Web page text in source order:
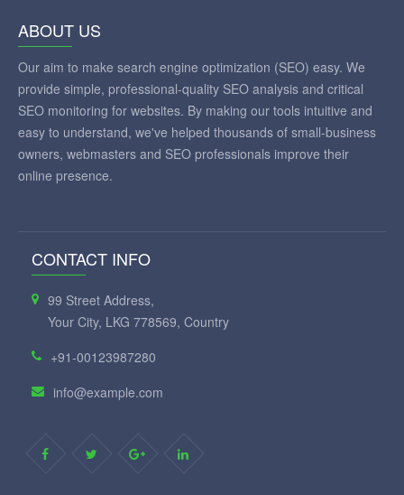
ABOUT US
Our aim to make search engine optimization (SEO) easy. We
provide simple, professional-quality SEO analysis and critical
SEO monitoring for websites. By making our tools intuitive and
easy to understand, we've helped thousands of small-business
owners, webmasters and SEO professionals improve their
online presence.
CONTACT INFO
99 Street Address,
Your City, LKG 778569, Country
+91-00123987280
info@example.com